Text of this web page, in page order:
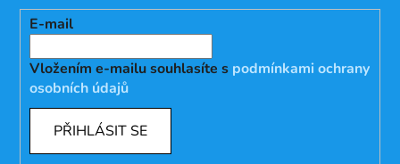
E-mail
Vložením e-mailu souhlasíte s podmínkami ochrany
osobních údajů
PŘIHLÁSIT SE